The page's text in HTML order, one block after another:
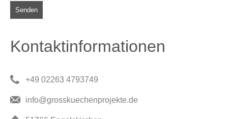
Senden
Kontaktinformationen
+49 02263 4793749
info@grosskuechenprojekte.de